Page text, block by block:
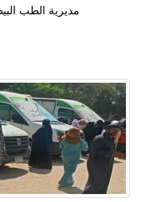
مديرية الطب